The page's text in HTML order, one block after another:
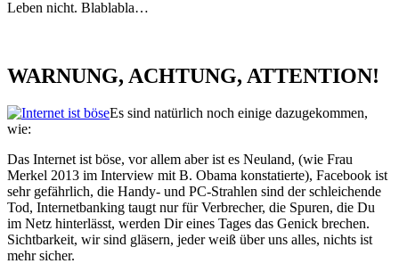
Leben nicht. Blablabla…
WARNUNG, ACHTUNG, ATTENTION!
Es sind natürlich noch einige dazugekommen,
wie:
Das Internet ist böse, vor allem aber ist es Neuland, (wie Frau
Merkel 2013 im Interview mit B. Obama konstatierte), Facebook ist
sehr gefährlich, die Handy- und PC-Strahlen sind der schleichende
Tod, Internetbanking taugt nur für Verbrecher, die Spuren, die Du
im Netz hinterlässt, werden Dir eines Tages das Genick brechen.
Sichtbarkeit, wir sind gläsern, jeder weiß über uns alles, nichts ist
mehr sicher.